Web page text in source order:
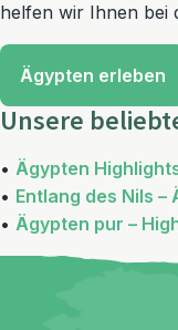
helfen wir Ihnen bei
Ägypten erleben
Unsere
• Ägypten
• Entlang des Nils
• Ägypten pur –